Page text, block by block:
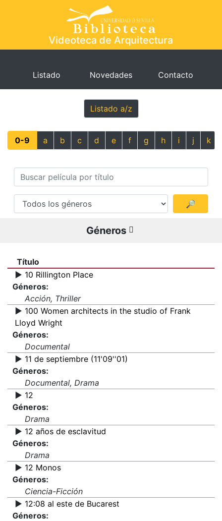
Videoteca de Arquitectura
Listado Novedades Contacto
Listado a/z
0-9 a b c d e f g h i j k
🔎
Géneros
Título
▶️ 10 Rillington Place
Géneros:
Acción, Thriller
▶️ 100 Women architects in the studio of Frank
Lloyd Wright
Géneros:
Documental
▶️ 11 de septiembre (11'09''01)
Géneros:
Documental, Drama
▶️ 12
Géneros:
Drama
▶️ 12 años de esclavitud
Géneros:
Drama
▶️ 12 Monos
Géneros:
Ciencia-Ficción
▶️ 12:08 al este de Bucarest
Géneros: